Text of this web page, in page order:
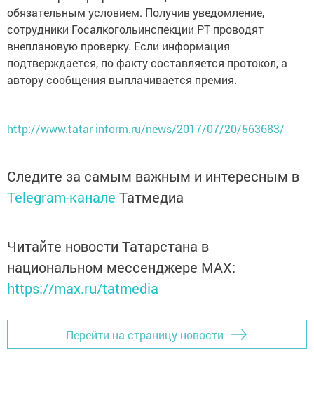
обязательным условием. Получив уведомление,
сотрудники Госалкогольинспекции РТ проводят
внеплановую проверку. Если информация
подтверждается, по факту составляется протокол, а
автору сообщения выплачивается премия.
http://www.tatar-inform.ru/news/2017/07/20/563683/
Следите за самым важным и интересным в
Telegram-канале Татмедиа
Читайте новости Татарстана в
национальном мессенджере MАХ:
https://max.ru/tatmedia
Перейти на страницу новости